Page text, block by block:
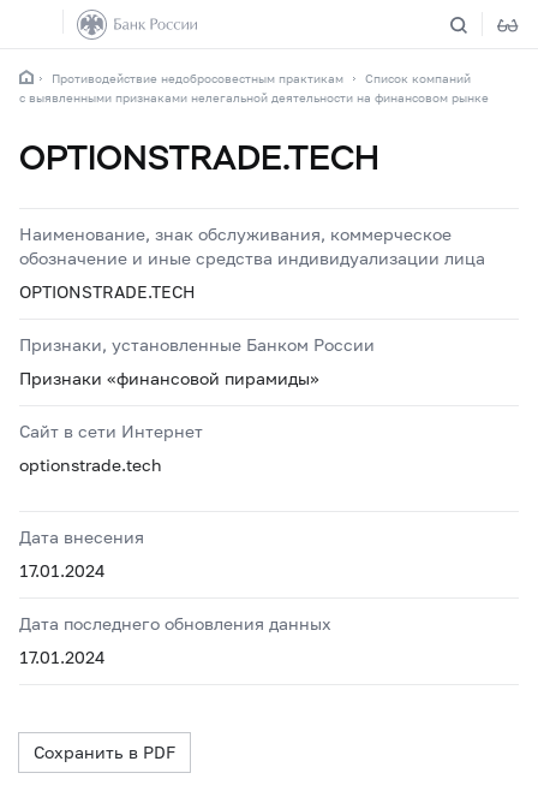
Противодействие недобросовестным практикам
Список компаний
с выявленными признаками нелегальной деятельности на финансовом рынке
OPTIONSTRADE.TECH
Наименование, знак обслуживания, коммерческое
обозначение и иные средства индивидуализации лица
OPTIONSTRADE.TECH
Признаки, установленные Банком России
Признаки «финансовой пирамиды»
Сайт в сети Интернет
optionstrade.tech
Дата внесения
17.01.2024
Дата последнего обновления данных
17.01.2024
Сохранить в PDF